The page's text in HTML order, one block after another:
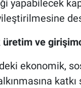
yapabilecek
üretim ve
ekonomik,